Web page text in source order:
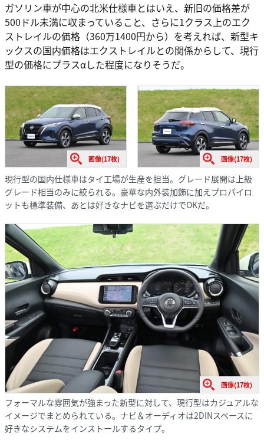
ガソリン車が中心の北米仕様車とはいえ、新旧の価格差が
500ドル未満に収まっていること、さらに1クラス上のエク
ストレイルの価格（360万1400円から）を考えれば、新型キ
ックスの国内価格はエクストレイルとの関係からして、現行
型の価格にプラスαした程度になりそうだ。
画像(17枚) 画像(17枚)
現行型の国内仕様車はタイ工場が生産を担当。グレード展開は上級
グレード相当のみに絞られる。豪華な内外装加飾に加えプロパイロ
ットも標準装備、あとは好きなナビを選ぶだけでOKだ。
画像(17枚)
フォーマルな雰囲気が強まった新型に対して、現行型はカジュアルな
イメージでまとめられている。ナビ＆オーディオは2DINスペースに
好きなシステムをインストールするタイプ。